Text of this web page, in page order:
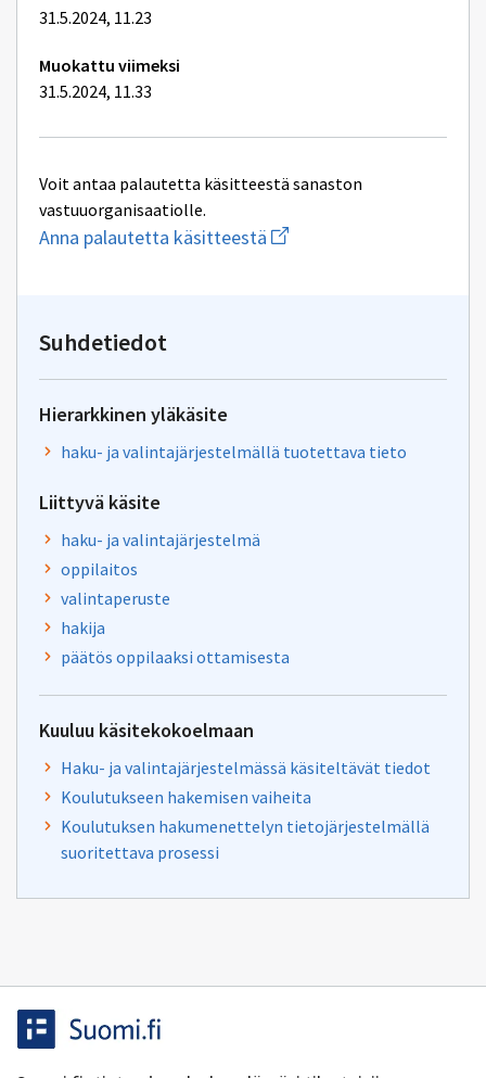
31.5.2024, 11.23
Muokattu viimeksi
31.5.2024, 11.33
Voit antaa palautetta käsitteestä sanaston
vastuuorganisaatiolle.
Anna palautetta käsitteestä Aloita
uuden
Suhdetiedot
Hierarkkinen yläkäsite
haku- ja valintajärjestelmällä tuotettava tieto
Liittyvä käsite
haku- ja valintajärjestelmä
oppilaitos
valintaperuste
hakija
päätös oppilaaksi ottamisesta
Kuuluu käsitekokoelmaan
Haku- ja valintajärjestelmässä käsiteltävät tiedot
Koulutukseen hakemisen vaiheita
Koulutuksen hakumenettelyn tietojärjestelmällä
suoritettava prosessi